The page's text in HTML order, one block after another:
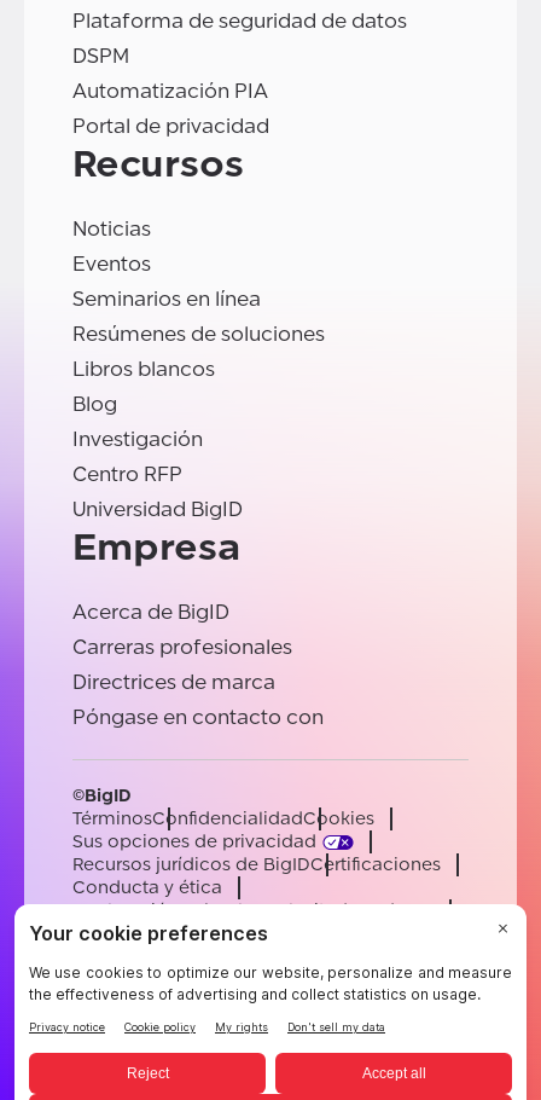
Plataforma de seguridad de datos
DSPM
Automatización PIA
Portal de privacidad
Recursos
Noticias
Eventos
Seminarios en línea
Resúmenes de soluciones
Libros blancos
Blog
Investigación
Centro RFP
Universidad BigID
Empresa
Acerca de BigID
Carreras profesionales
Directrices de marca
Póngase en contacto con
©BigID
TérminosConfidencialidadCookies
Sus opciones de privacidad
Recursos jurídicos de BigIDCertificaciones
Conducta y ética
Declaración sobre la esclavitud moderna
SubprocesadoresAyuda
EnglishGermanFrenchSpanishPortuguese